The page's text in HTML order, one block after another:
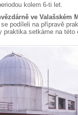
kolem 6-ti let.
ve Valašském
podíleli na přípravě
setkáme na